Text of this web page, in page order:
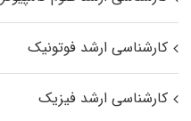
کارشناسی ارشد فوتونیک
کارشناسی ارشد فیزیک